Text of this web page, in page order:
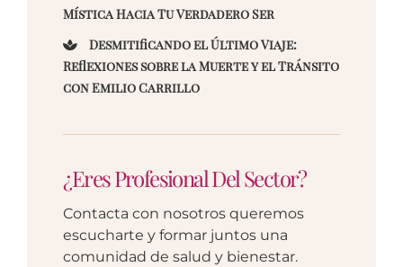
Mística Hacia Tu Verdadero Ser
Desmitificando el Último Viaje:
Reflexiones sobre la Muerte y el Tránsito
con Emilio Carrillo
¿Eres Profesional Del Sector?
Contacta con nosotros queremos
escucharte y formar juntos una
comunidad de salud y bienestar.